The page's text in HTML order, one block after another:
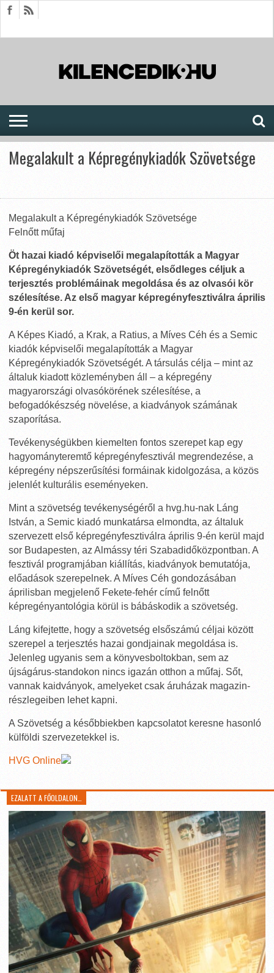
Megalakult a Képregénykiadók Szövetsége
Megalakult a Képregénykiadók Szövetsége
Felnőtt műfaj
Öt hazai kiadó képviselői megalapították a Magyar
Képregénykiadók Szövetségét, elsődleges céljuk a
terjesztés problémáinak megoldása és az olvasói kör
szélesítése. Az első magyar képregényfesztiválra április
9-én kerül sor.
A Képes Kiadó, a Krak, a Ratius, a Míves Céh és a Semic
kiadók képviselői megalapították a Magyar
Képregénykiadók Szövetségét. A társulás célja – mint az
általuk kiadott közleményben áll – a képregény
magyarországi olvasókörének szélesítése, a
befogadókészség növelése, a kiadványok számának
szaporítása.
Tevékenységükben kiemelten fontos szerepet kap egy
hagyományteremtő képregényfesztivál megrendezése, a
képregény népszerűsítési formáinak kidolgozása, a közös
jelenlét kulturális eseményeken.
Mint a szövetség tevékenységéről a hvg.hu-nak Láng
István, a Semic kiadó munkatársa elmondta, az általuk
szervezett első képregényfesztiválra április 9-én kerül majd
sor Budapesten, az Almássy téri Szabadidőközpontban. A
fesztivál programjában kiállítás, kiadványok bemutatója,
előadások szerepelnek. A Míves Céh gondozásában
áprilisban megjelenő Fekete-fehér című felnőtt
képregényantológia körül is bábáskodik a szövetség.
Láng kifejtette, hogy a szövetség elsőszámú céljai között
szerepel a terjesztés hazai gondjainak megoldása is.
Jelenleg ugyanis sem a könyvesboltokban, sem az
újságárus-standokon nincs igazán otthon a műfaj. Sőt,
vannak kaidványok, amelyeket csak áruházak magazin-
részlegeiben lehet kapni.
A Szövetség a későbbiekben kapcsolatot keresne hasonló
külföldi szervezetekkel is.
HVG Online
EZALATT A FŐOLDALON…